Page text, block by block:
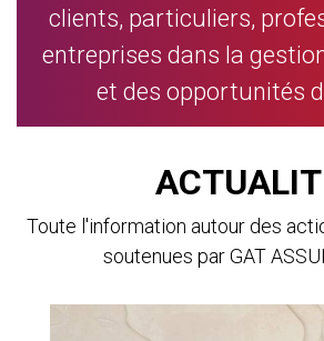
clients, particuliers,
entreprises dans la
et des opportunités
Toute l'information autour des
soutenues par GAT